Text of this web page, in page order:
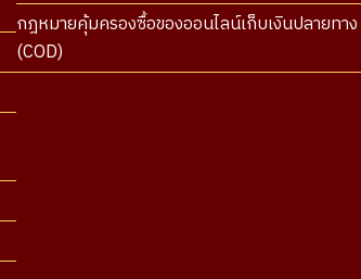
กฎหมายคุ้มครองซื้อของออนไลน์เก็บเงินปลายทาง
(COD)